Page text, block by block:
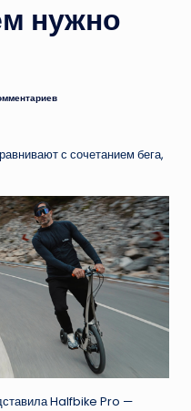
нужно
с сочетанием бега,
Halfbike Pro —